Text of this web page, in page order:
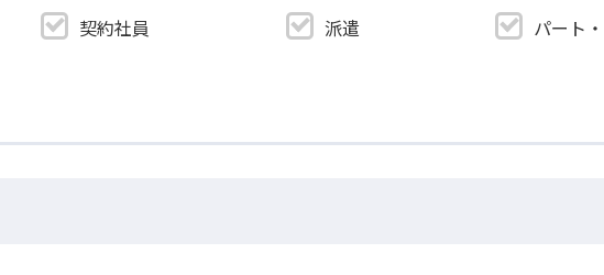
契約社員 派遣 パート